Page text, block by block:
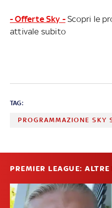
- Offerte Sky - Scopri le
attivale subito
TAG:
PROGRAMMAZIONE SKY
PREMIER LEAGUE: